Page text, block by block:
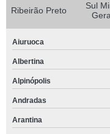
Ribeirão Preto
Sul
Aiuruoca
Albertina
Alpinópolis
Andradas
Arantina